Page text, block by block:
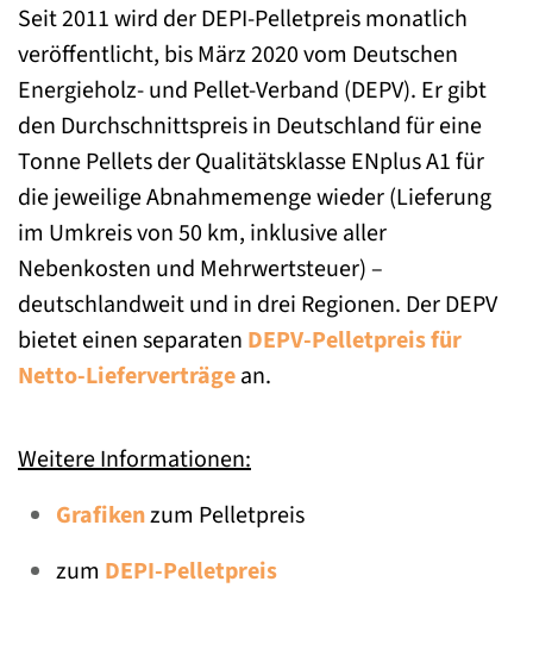
Seit 2011 wird der DEPI-Pelletpreis monatlich
veröffentlicht, bis März 2020 vom Deutschen
Energieholz- und Pellet-Verband (DEPV). Er gibt
den Durchschnittspreis in Deutschland für eine
Tonne Pellets der Qualitätsklasse ENplus A1 für
die jeweilige Abnahmemenge wieder (Lieferung
im Umkreis von 50 km, inklusive aller
Nebenkosten und Mehrwertsteuer) –
deutschlandweit und in drei Regionen. Der DEPV
bietet einen separaten DEPV-Pelletpreis für
Netto-Lieferverträgean.
Weitere Informationen:
Grafikenzum Pelletpreis
zum DEPI-Pelletpreis